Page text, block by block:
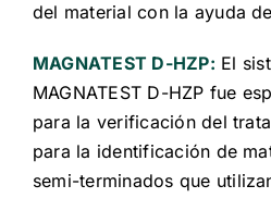
del material con la ayuda
MAGNATEST D-HZP: El
MAGNATEST D-HZP fue
para la verificación del
para la identificación de
semi-terminados que